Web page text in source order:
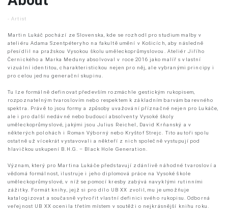
- Artist
Martin Lukáč pochází ze Slovenska, kde se rozhodl pro studium malby v
ateliéru Adama Szentpéteryho na fakultě umění v Košicích, aby následně
přesídlil na pražskou Vysokou školu uměleckoprůmyslovou. Ateliér Jiřího
Černického a Marka Meduny absolvoval v roce 2016 jako malíř s vlastní
vizuální identitou, charakteristickou nejen pro něj, ale vybranými principy i
pro celou jednu generační skupinu.
Tu lze formálně definovat především rozmáchle gestickým rukopisem,
rozpoznatelným tvaroslovím nebo respektem k základním barvám barevného
spektra. Právě to jsou formy a způsoby uvažování příznačné nejen pro Lukáče,
ale i pro další nedávné nebo budoucí absolventy Vysoké školy
uměleckoprůmyslové, jakými jsou Julius Reichel, David Krňanský a v
některých polohách i Roman Výborný nebo Kryštof Strejc. Tito autoři spolu
ostatně už vícekrát vystavovali a někteří z nich společně vystupují pod
hlavičkou uskupení B.H.G. – Black Hole Generation.
Význam, který pro Martina Lukáče představují zdánlivě náhodné tvarosloví a
vědomá formálnost, ilustruje i jeho diplomová práce na Vysoké škole
uměleckoprůmyslové, v níž se pomocí kresby zabývá navyklými rutinními
zážitky. Formát knihy, jejž si pro dílo UB XX zvolil, mu je umožňuje
katalogizovat a současně vytvořit vlastní definici svého rukopisu. Odborná
veřejnost UB XX ocenila třetím místem v soutěži o nejkrásnější knihu roku.